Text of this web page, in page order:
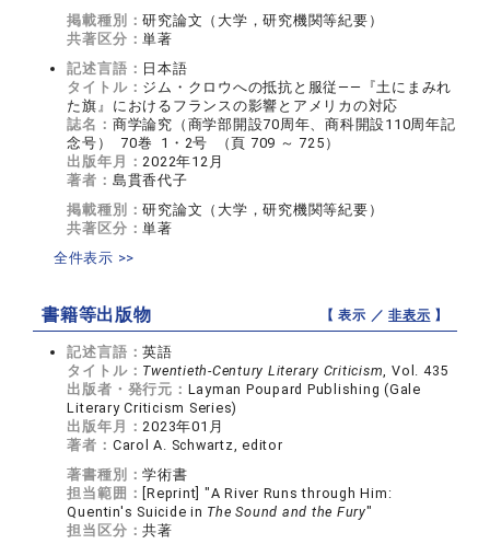
掲載種別：研究論文（大学，研究機関等紀要）
共著区分：単著
記述言語： 日本語
タイトル： ジム・クロウへの抵抗と服従――『土にまみれ
た旗』におけるフランスの影響とアメリカの対応
誌名： 商学論究（商学部開設70周年、商科開設110周年記
念号） 70巻 1・2号 （頁 709 ～ 725）
出版年月：2022年12月
著者： 島貫香代子
掲載種別：研究論文（大学，研究機関等紀要）
共著区分：単著
全件表示 >>
書籍等出版物 【 表示 ／非表示 】
記述言語：英語
タイトル： Twentieth-Century Literary Criticism, Vol. 435
出版者・発行元： Layman Poupard Publishing (Gale
Literary Criticism Series)
出版年月：2023年01月
著者： Carol A. Schwartz, editor
著書種別：学術書
担当範囲： [Reprint] "A River Runs through Him:
Quentin's Suicide in The Sound and the Fury"
担当区分：共著